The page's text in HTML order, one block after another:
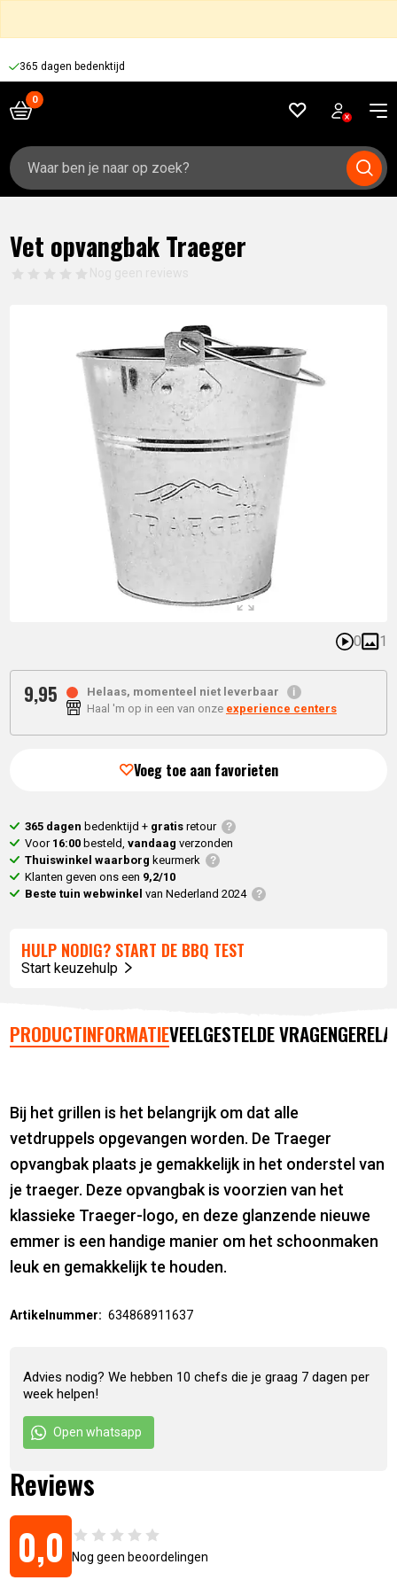
365 dagen bedenktijd
Zoeken
naar:
Vet opvangbak Traeger
0 1
9,95
Helaas, momenteel niet leverbaar
Haal 'm op in een van onze experience centers
Voeg toe aan favorieten
365 dagen bedenktijd + gratisretour
Voor 16:00 besteld,vandaag verzonden
Thuiswinkel waarborg keurmerk
Klanten geven ons een 9,2/10
Beste tuin webwinkel van Nederland 2024
HULP NODIG? START DE BBQ TEST
Start keuzehulp
PRODUCTINFORMATIEVEELGESTELDE VRAGEN
Bij het grillen is het belangrijk om dat alle
vetdruppels opgevangen worden. De Traeger
opvangbak plaats je gemakkelijk in het onderstel van
je traeger. Deze opvangbak is voorzien van het
klassieke Traeger-logo, en deze glanzende nieuwe
emmer is een handige manier om het schoonmaken
leuk en gemakkelijk te houden.
Artikelnummer: 634868911637
Advies nodig? We hebben 10 chefs die je graag 7 dagen per
week helpen!
Open whatsapp
Reviews
0,0 Nog geen beoordelingen